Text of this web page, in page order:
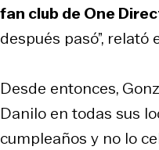
fan club de One
después pasó”, relató
Desde entonces,
Danilo en todas sus
cumpleaños y no lo